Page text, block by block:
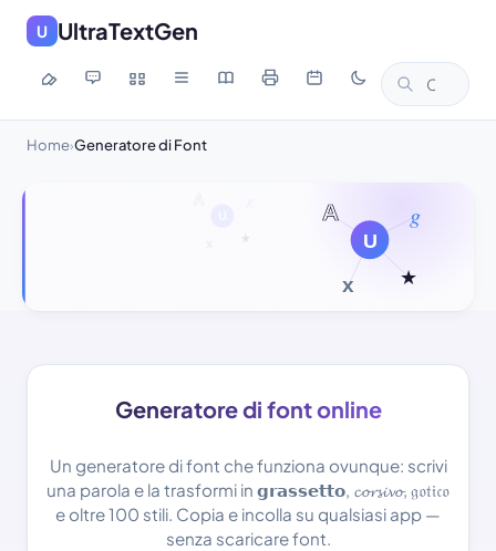
U UltraTextGen
Home›Generatore di Font
Generatore di font online
Un generatore di font che funziona ovunque: scrivi
una parola e la trasformi in 𝗴𝗿𝗮𝘀𝘀𝗲𝘁𝘁𝗼, 𝓬𝓸𝓻𝓼𝓲𝓿𝓸, 𝔤𝔬𝔱𝔦𝔠𝔬
e oltre 100 stili. Copia e incolla su qualsiasi app —
senza scaricare font.